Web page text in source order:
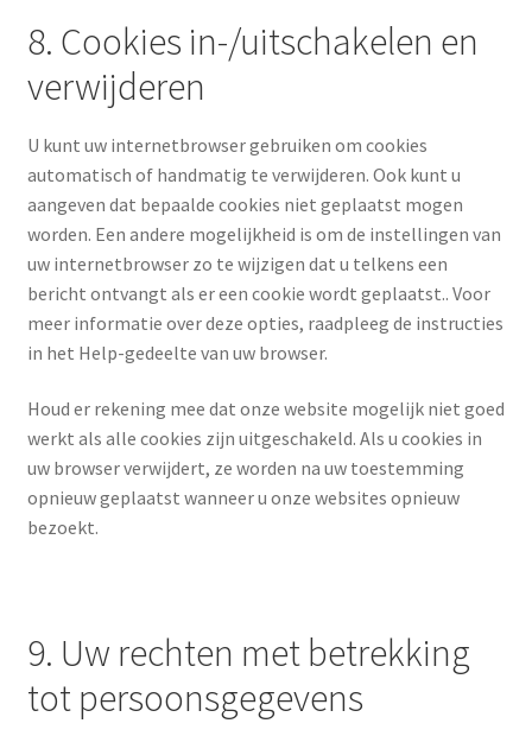
8. Cookies in-/uitschakelen en
verwijderen
U kunt uw internetbrowser gebruiken om cookies
automatisch of handmatig te verwijderen. Ook kunt u
aangeven dat bepaalde cookies niet geplaatst mogen
worden. Een andere mogelijkheid is om de instellingen van
uw internetbrowser zo te wijzigen dat u telkens een
bericht ontvangt als er een cookie wordt geplaatst.. Voor
meer informatie over deze opties, raadpleeg de instructies
in het Help-gedeelte van uw browser.
Houd er rekening mee dat onze website mogelijk niet goed
werkt als alle cookies zijn uitgeschakeld. Als u cookies in
uw browser verwijdert, ze worden na uw toestemming
opnieuw geplaatst wanneer u onze websites opnieuw
bezoekt.
9. Uw rechten met betrekking
tot persoonsgegevens